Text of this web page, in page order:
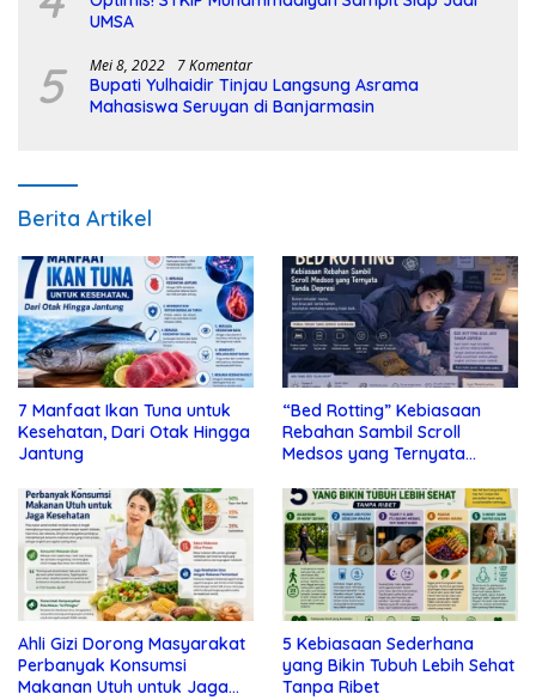
UMSA
5 Mei 8, 2022 7 Komentar
Bupati Yulhaidir Tinjau Langsung Asrama
Mahasiswa Seruyan di Banjarmasin
Berita Artikel
7 Manfaat Ikan Tuna untuk
Kesehatan, Dari Otak Hingga
Jantung
“Bed Rotting” Kebiasaan
Rebahan Sambil Scroll
Medsos yang Ternyata
Ahli Gizi Dorong Masyarakat
Perbanyak Konsumsi
Makanan Utuh untuk Jaga
5 Kebiasaan Sederhana
yang Bikin Tubuh Lebih Sehat
Tanpa Ribet